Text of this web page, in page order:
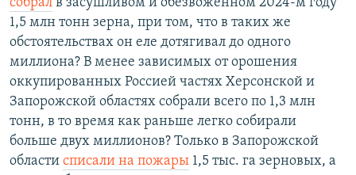
1,5 млн тонн зерна, при том, что в таких же
обстоятельствах он еле дотягивал до одного
миллиона? В менее зависимых от орошения
оккупированных Россией частях Херсонской и
Запорожской областях собрали всего по 1,3 млн
тонн, в то время как раньше легко собирали
больше двух миллионов? Только в Запорожской
области списали на пожары 1,5 тыс. га зерновых, а